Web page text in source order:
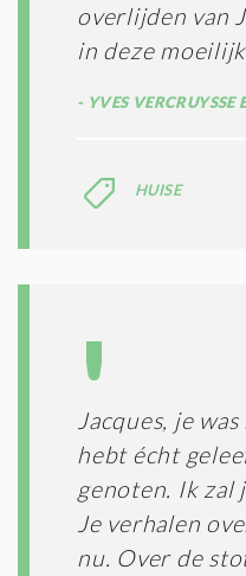
overlijden van
in deze
YVES
HUISE
Jacques, je
hebt écht
genoten. Ik zal
Je verhalen
nu. Over de